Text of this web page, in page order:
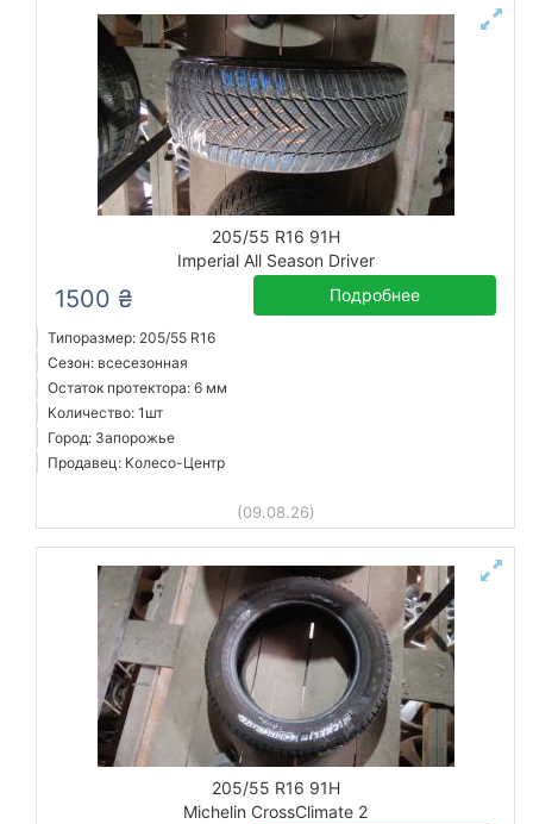
205/55 R16 91H
Imperial All Season Driver
1500 ₴ Подробнее
Типоразмер: 205/55 R16
Сезон: всесезонная
Остаток протектора: 6 мм
Количество: 1шт
Город: Запорожье
Продавец: Колесо-Центр
(09.08.26)
205/55 R16 91H
Michelin CrossClimate 2